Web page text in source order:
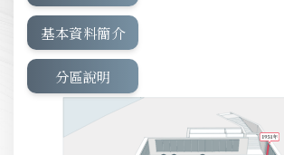
基本資料簡介
分區說明